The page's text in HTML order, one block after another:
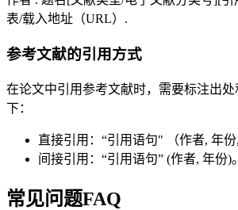
表/载入地址（URL）.
参考文献的引用方式
在论文中引用参考文献时，需要标注出
下：
直接引用：“引用语句" （作者, 年
间接引用：“引用语句” (作者, 年份)。
常见问题FAQ